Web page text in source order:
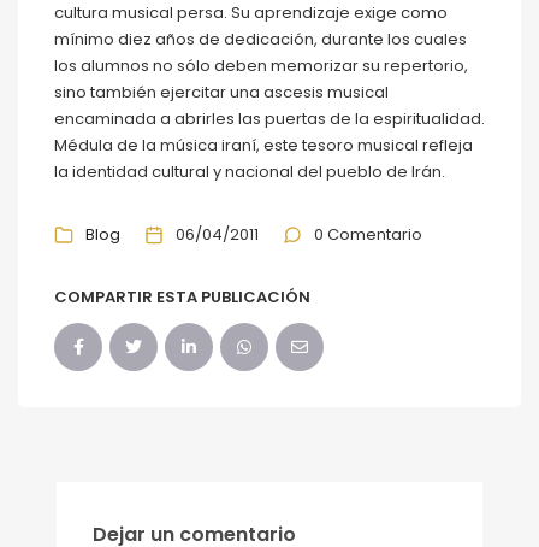
cultura musical persa. Su aprendizaje exige como
mínimo diez años de dedicación, durante los cuales
los alumnos no sólo deben memorizar su repertorio,
sino también ejercitar una ascesis musical
encaminada a abrirles las puertas de la espiritualidad.
Médula de la música iraní, este tesoro musical refleja
la identidad cultural y nacional del pueblo de Irán.
Blog 06/04/2011 0 Comentario
COMPARTIR ESTA PUBLICACIÓN
Dejar un comentario